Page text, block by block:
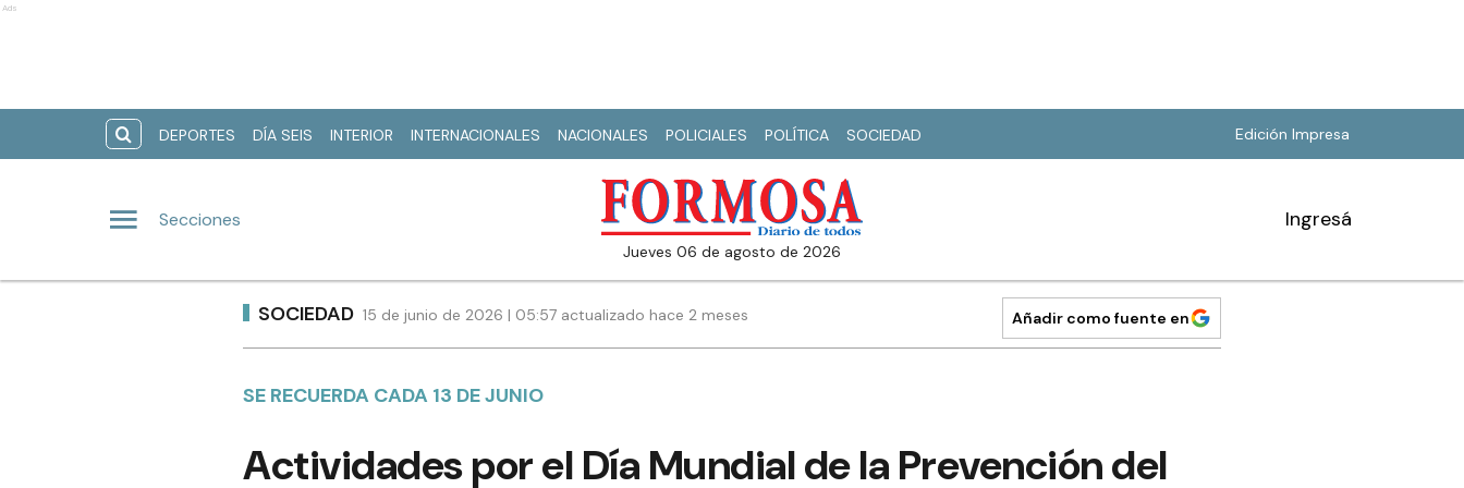
Ads
DEPORTES DÍA SEIS INTERIOR INTERNACIONALES NACIONALES POLICIALES POLÍTICA SOCIEDAD Edición Impresa
Secciones
jueves 06 de agosto de 2026
Ingresá
SOCIEDAD 15 de junio de 2026 | 05:57 actualizado hace 2 meses Añadir como fuente en
SE RECUERDA CADA 13 DE JUNIO
Actividades por el Día Mundial de la Prevención del